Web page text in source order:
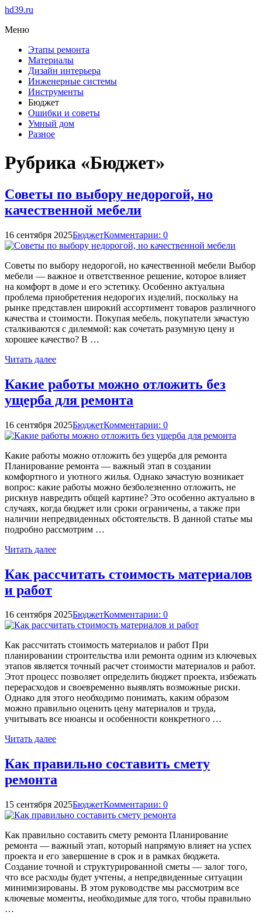
hd39.ru
Меню
Этапы ремонта
Материалы
Дизайн интерьера
Инженерные системы
Инструменты
Бюджет
Ошибки и советы
Умный дом
Разное
Рубрика «Бюджет»
Советы по выбору недорогой, но
качественной мебели
16 сентября 2025БюджетКомментарии: 0
Советы по выбору недорогой, но качественной мебели Выбор
мебели — важное и ответственное решение, которое влияет
на комфорт в доме и его эстетику. Особенно актуальна
проблема приобретения недорогих изделий, поскольку на
рынке представлен широкий ассортимент товаров различного
качества и стоимости. Покупая мебель, покупатели зачастую
сталкиваются с дилеммой: как сочетать разумную цену и
хорошее качество? В …
Читать далее
Какие работы можно отложить без
ущерба для ремонта
16 сентября 2025БюджетКомментарии: 0
Какие работы можно отложить без ущерба для ремонта
Планирование ремонта — важный этап в создании
комфортного и уютного жилья. Однако зачастую возникает
вопрос: какие работы можно безболезненно отложить, не
рискнув навредить общей картине? Это особенно актуально в
случаях, когда бюджет или сроки ограничены, а также при
наличии непредвиденных обстоятельств. В данной статье мы
подробно рассмотрим …
Читать далее
Как рассчитать стоимость материалов
и работ
16 сентября 2025БюджетКомментарии: 0
Как рассчитать стоимость материалов и работ При
планировании строительства или ремонта одним из ключевых
этапов является точный расчет стоимости материалов и работ.
Этот процесс позволяет определить бюджет проекта, избежать
перерасходов и своевременно выявлять возможные риски.
Однако для этого необходимо понимать, каким образом
можно правильно оценить цену материалов и труда,
учитывать все нюансы и особенности конкретного …
Читать далее
Как правильно составить смету
ремонта
15 сентября 2025БюджетКомментарии: 0
Как правильно составить смету ремонта Планирование
ремонта — важный этап, который напрямую влияет на успех
проекта и его завершение в срок и в рамках бюджета.
Создание точной и структурированной сметы — залог того,
что все расходы будет учтены, а непредвиденные ситуации
минимизированы. В этом руководстве мы рассмотрим все
ключевые моменты, необходимые для того, чтобы правильно
…